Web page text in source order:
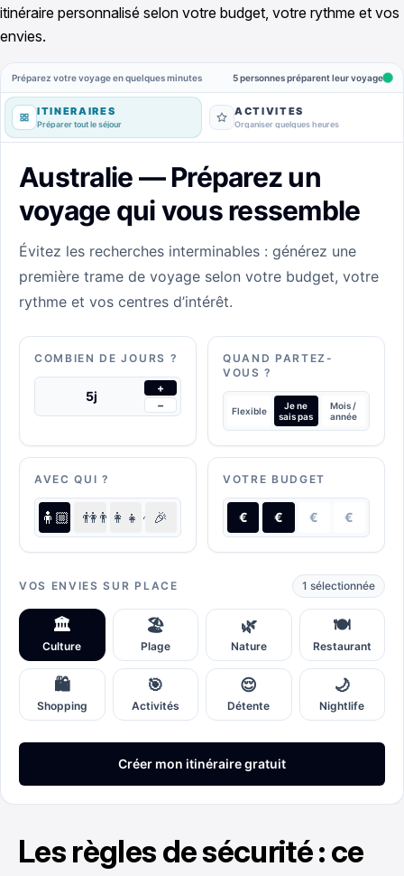
itinéraire personnalisé selon votre budget, votre rythme et vos
envies.
Les règles de sécurité : ce